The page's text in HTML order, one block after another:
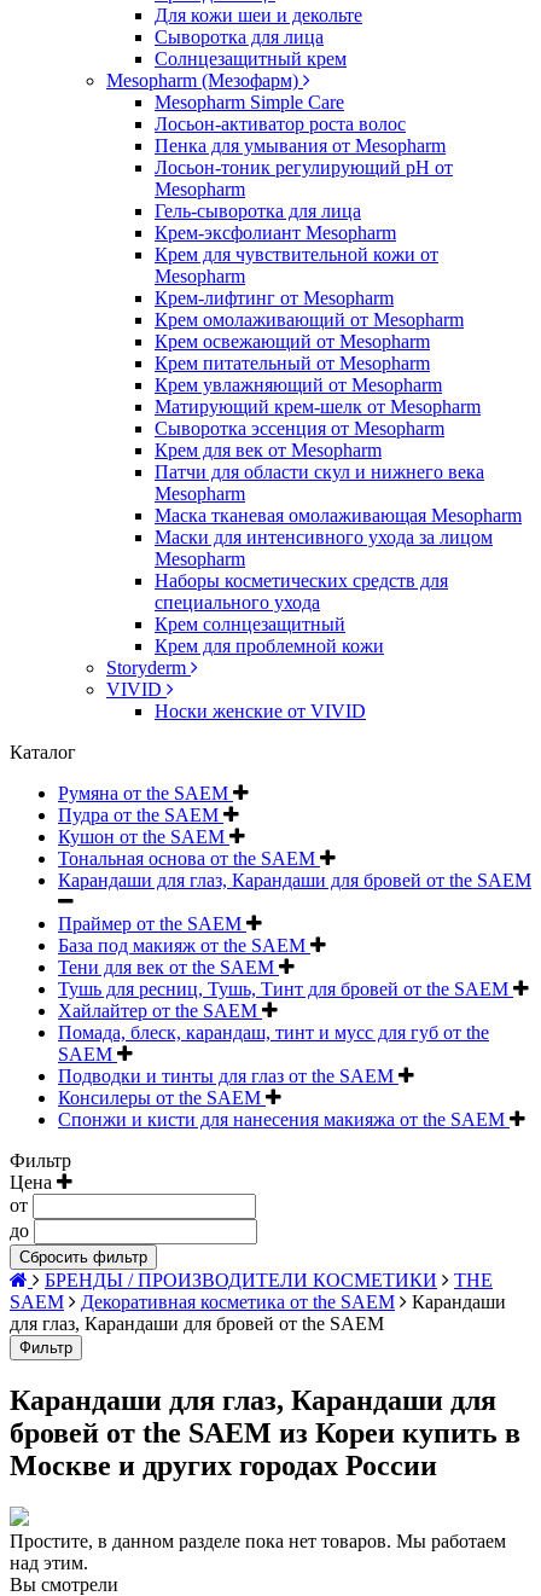
Для кожи шеи и декольте
Сыворотка для лица
Солнцезащитный крем
Mesopharm (Мезофарм)
Mesopharm Simple Care
Лосьон-активатор роста волос
Пенка для умывания от Mesopharm
Лосьон-тоник регулирующий рН от
Mesopharm
Гель-сыворотка для лица
Крем-эксфолиант Mesopharm
Крем для чувствительной кожи от
Mesopharm
Крем-лифтинг от Mesopharm
Крем омолаживающий от Mesopharm
Крем освежающий от Mesopharm
Крем питательный от Mesopharm
Крем увлажняющий от Mesopharm
Матирующий крем-шелк от Mesopharm
Сыворотка эссенция от Mesopharm
Крем для век от Mesopharm
Патчи для области скул и нижнего века
Mesopharm
Маска тканевая омолаживающая Mesopharm
Маски для интенсивного ухода за лицом
Mesopharm
Наборы косметических средств для
специального ухода
Крем солнцезащитный
Крем для проблемной кожи
Storyderm
VIVID
Носки женские от VIVID
Каталог
Румяна от the SAEM
Пудра от the SAEM
Кушон от the SAEM
Тональная основа от the SAEM
Карандаши для глаз, Карандаши для бровей от the SAEM
Праймер от the SAEM
База под макияж от the SAEM
Тени для век от the SAEM
Тушь для ресниц, Тушь, Тинт для бровей от the SAEM
Хайлайтер от the SAEM
Помада, блеск, карандаш, тинт и мусс для губ от the
SAEM
Подводки и тинты для глаз от the SAEM
Консилеры от the SAEM
Спонжи и кисти для нанесения макияжа от the SAEM
Фильтр
Цена
от
до
Сбросить фильтр
БРЕНДЫ / ПРОИЗВОДИТЕЛИ КОСМЕТИКИ
THE
SAEM
Декоративная косметика от the SAEM
Карандаши
для глаз, Карандаши для бровей от the SAEM
Фильтр
Карандаши для глаз, Карандаши для
бровей от the SAEM из Кореи купить в
Москве и других городах России
Простите, в данном разделе пока нет товаров. Мы работаем
над этим.
Вы смотрели